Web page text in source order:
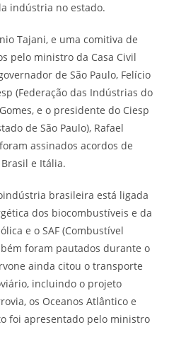
indústria no estado.
Tajani, e uma comitiva de
pelo ministro da Casa Civil
de São Paulo, Felício
(Federação das Indústrias do
e o presidente do Ciesp
de São Paulo), Rafael
assinados acordos de
e Itália.
brasileira está ligada
dos biocombustíveis e da
e o SAF (Combustível
foram pautados durante o
ainda citou o transporte
incluindo o projeto
os Oceanos Atlântico e
foi apresentado pelo ministro